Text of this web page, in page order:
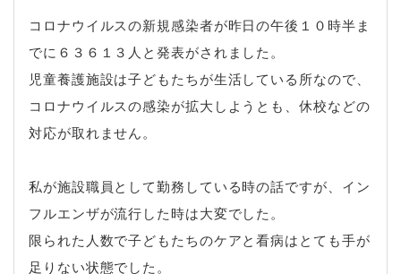
コロナウイルスの新規感染者が昨日の午後１０時半ま
でに６３６１３人と発表がされました。
児童養護施設は子どもたちが生活している所なので、
コロナウイルスの感染が拡大しようとも、休校などの
対応が取れません。
私が施設職員として勤務している時の話ですが、イン
フルエンザが流行した時は大変でした。
限られた人数で子どもたちのケアと看病はとても手が
足りない状態でした。